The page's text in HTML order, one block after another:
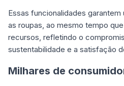
Essas funcionalidades
as roupas, ao mesmo tempo
recursos, refletindo o
sustentabilidade e a satisfação
Milhares de